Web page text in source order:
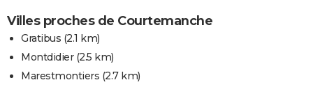
Villes proches de Courtemanche
Gratibus (2.1 km)
Montdidier(2.5 km)
Marestmontiers (2.7 km)